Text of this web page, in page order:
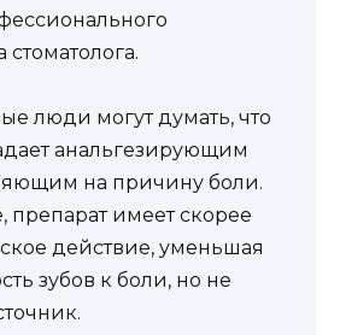
люди могут думать, что
анальгезирующим
на причину боли.
препарат имеет скорее
действие, уменьшая
зубов к боли, но не